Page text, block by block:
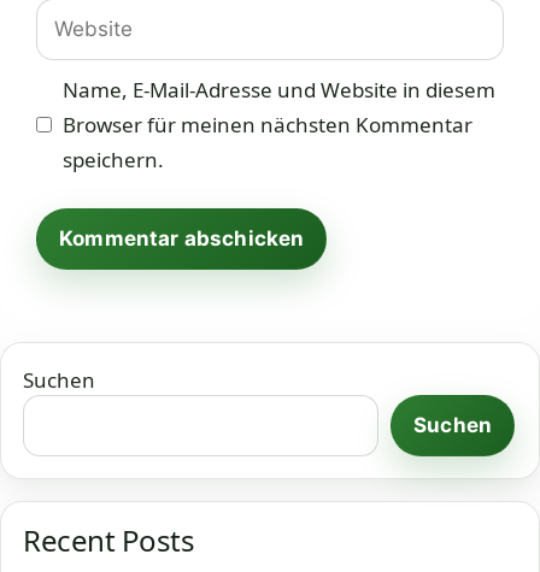
Website
Name, E-Mail-Adresse und Website in diesem
Browser für meinen nächsten Kommentar
speichern.
Suchen
Suchen
Recent Posts